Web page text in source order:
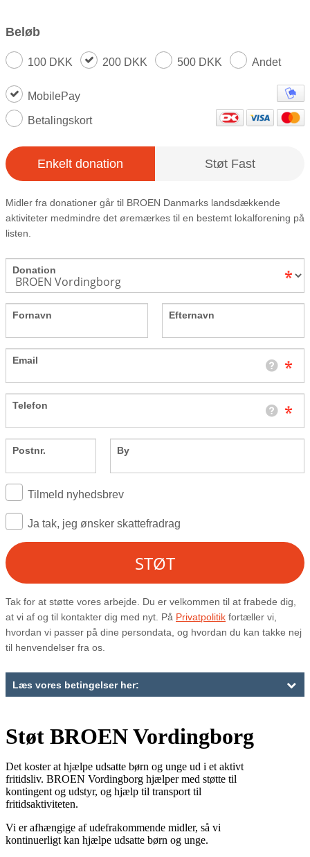
Støt BROEN Vordingborg
Det koster at hjælpe udsatte børn og unge ud i et aktivt
fritidsliv. BROEN Vordingborg hjælper med støtte til
kontingent og udstyr, og hjælp til transport til
fritidsaktiviteten.
Vi er afhængige af udefrakommende midler, så vi
kontinuerligt kan hjælpe udsatte børn og unge.